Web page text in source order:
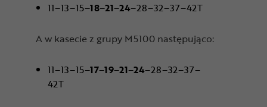
11–13–15–18–21–24–28–32–37–42T
A w kasecie z grupy M5100 następująco:
11–13–15–17–19–21–24–28–32–37–
42T